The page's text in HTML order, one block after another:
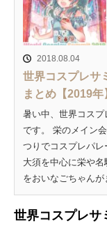
2018.08.04
世界コスプレサ
まとめ【2019年
暑い中、世界コスプ
です。 栄のメイン
つりでコスプレパレ
大須を中心に栄や
をおいなごちゃんが
世界コスプレ